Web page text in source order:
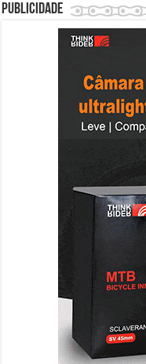
Publicidade